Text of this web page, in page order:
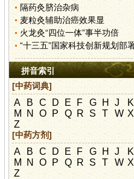
隔药灸脐治杂病
麦粒灸辅助治癌效果显
火龙灸“四位一体”事半功倍
拼音索引
[中药词典]
A B C D E F G H J K
M N O P Q R S T W X
Z
[中药方剂]
A B C D E F G H J K
M N O P Q R S T W X
Z